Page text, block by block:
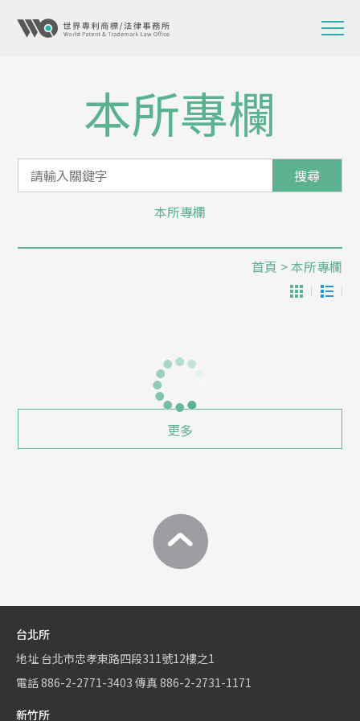
本所專欄
搜尋
本所專欄
首頁 > 本所專欄
更多
台北所
地址 台北市忠孝東路四段311號12樓之1
電話886-2-2771-3403 傳真 886-2-2731-1171
新竹所